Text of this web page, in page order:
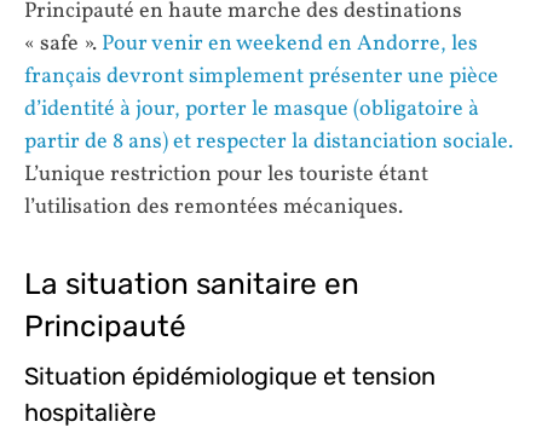
Principauté en haute marche des destinations
« safe ». Pour venir en weekend en Andorre, les
français devront simplement présenter une pièce
d’identité à jour, porter le masque (obligatoire à
partir de 8 ans) et respecter la distanciation sociale.
L’unique restriction pour les touriste étant
l’utilisation des remontées mécaniques.
La situation sanitaire en
Principauté
Situation épidémiologique et tension
hospitalière